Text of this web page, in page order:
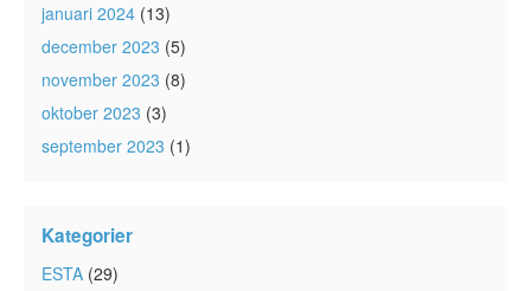
januari 2024 (13)
december 2023 (5)
november 2023 (8)
oktober 2023 (3)
september 2023 (1)
Kategorier
ESTA (29)